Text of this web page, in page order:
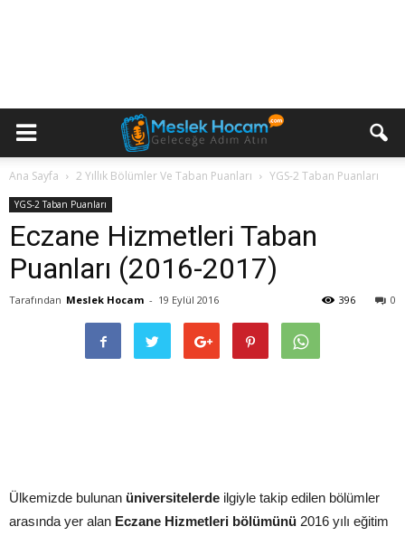
Ana Sayfa 2 Yıllık Bölümler Ve Taban Puanları YGS-2 Taban Puanları
YGS-2 Taban Puanları
Eczane Hizmetleri Taban
Puanları (2016-2017)
Tarafından Meslek Hocam - 19 Eylül 2016 0
396
Ülkemizde bulunan üniversitelerde ilgiyle takip edilen bölümler
arasında yer alan Eczane Hizmetleri bölümünü 2016 yılı eğitim